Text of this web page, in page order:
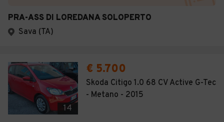
PRA-ASS DI LOREDANA SOLOPERTO
Sava (TA)
14
€ 5.700
Skoda Citigo 1.0 68 CV Active G-Tec
- Metano - 2015